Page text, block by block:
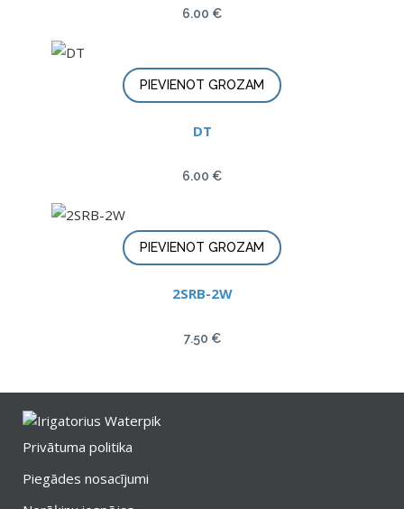
6.00 €
PIEVIENOT GROZAM
DT
6.00 €
PIEVIENOT GROZAM
2SRB-2W
7.50 €
Privātuma politika
Piegādes nosacījumi